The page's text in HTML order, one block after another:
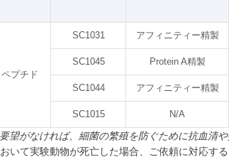
ペプチド
SC1031 アフィニティー精製
SC1045 Protein A精製
SC1044 アフィニティー精製
SC1015 N/A
望がなければ、細菌の繁殖を防ぐために抗血清
いて実験動物が死亡した場合、ご依頼に対応す